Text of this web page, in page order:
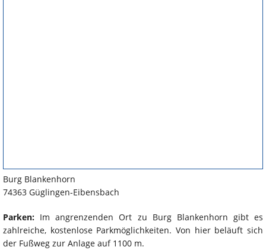
Burg Blankenhorn
74363 Güglingen-Eibensbach
Parken: Im angrenzenden Ort zu Burg Blankenhorn gibt es
zahlreiche, kostenlose Parkmöglichkeiten. Von hier beläuft sich
der Fußweg zur Anlage auf 1100 m.